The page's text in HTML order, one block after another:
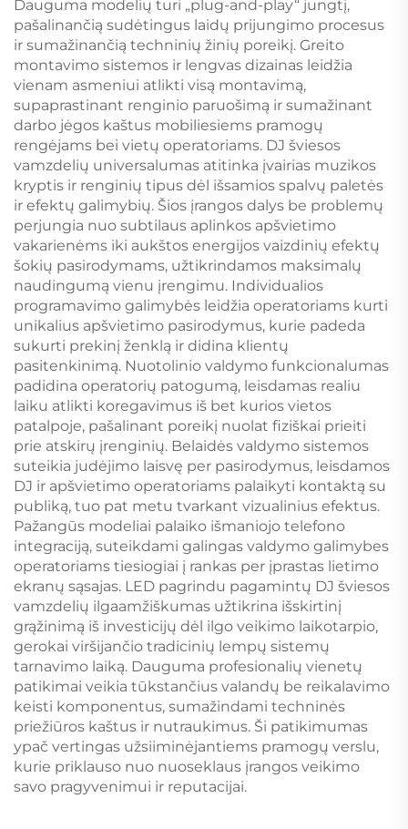
Dauguma modelių turi „plug-and-play“ jungtį,
pašalinančią sudėtingus laidų prijungimo procesus
ir sumažinančią techninių žinių poreikį. Greito
montavimo sistemos ir lengvas dizainas leidžia
vienam asmeniui atlikti visą montavimą,
supaprastinant renginio paruošimą ir sumažinant
darbo jėgos kaštus mobiliesiems pramogų
rengėjams bei vietų operatoriams. DJ šviesos
vamzdelių universalumas atitinka įvairias muzikos
kryptis ir renginių tipus dėl išsamios spalvų paletės
ir efektų galimybių. Šios įrangos dalys be problemų
perjungia nuo subtilaus aplinkos apšvietimo
vakarienėms iki aukštos energijos vaizdinių efektų
šokių pasirodymams, užtikrindamos maksimalų
naudingumą vienu įrengimu. Individualios
programavimo galimybės leidžia operatoriams kurti
unikalius apšvietimo pasirodymus, kurie padeda
sukurti prekinį ženklą ir didina klientų
pasitenkinimą. Nuotolinio valdymo funkcionalumas
padidina operatorių patogumą, leisdamas realiu
laiku atlikti koregavimus iš bet kurios vietos
patalpoje, pašalinant poreikį nuolat fiziškai prieiti
prie atskirų įrenginių. Belaidės valdymo sistemos
suteikia judėjimo laisvę per pasirodymus, leisdamos
DJ ir apšvietimo operatoriams palaikyti kontaktą su
publiką, tuo pat metu tvarkant vizualinius efektus.
Pažangūs modeliai palaiko išmaniojo telefono
integraciją, suteikdami galingas valdymo galimybes
operatoriams tiesiogiai į rankas per įprastas lietimo
ekranų sąsajas. LED pagrindu pagamintų DJ šviesos
vamzdelių ilgaamžiškumas užtikrina išskirtinį
grąžinimą iš investicijų dėl ilgo veikimo laikotarpio,
gerokai viršijančio tradicinių lempų sistemų
tarnavimo laiką. Dauguma profesionalių vienetų
patikimai veikia tūkstančius valandų be reikalavimo
keisti komponentus, sumažindami techninės
priežiūros kaštus ir nutraukimus. Ši patikimumas
ypač vertingas užsiiminėjantiems pramogų verslu,
kurie priklauso nuo nuoseklaus įrangos veikimo
savo pragyvenimui ir reputacijai.